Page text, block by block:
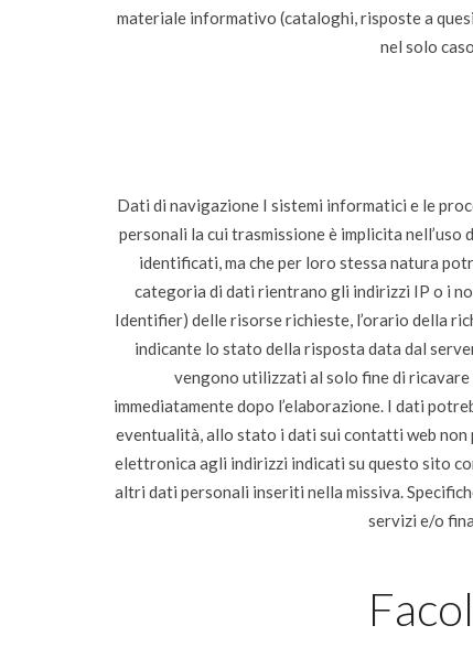
materiale informativo (cataloghi, risposte a
nel solo
Dati di navigazione I sistemi informatici e le
personali la cui trasmissione è implicita
identificati, ma che per loro stessa natura
categoria di dati rientrano gli indirizzi IP o i
Identifier) delle risorse richieste, l’orario della
indicante lo stato della risposta data dal
vengono utilizzati al solo fine di
immediatamente dopo l’elaborazione. I dati
eventualità, allo stato i dati sui contatti web
elettronica agli indirizzi indicati su questo sito
altri dati personali inseriti nella missiva.
servizi e/o